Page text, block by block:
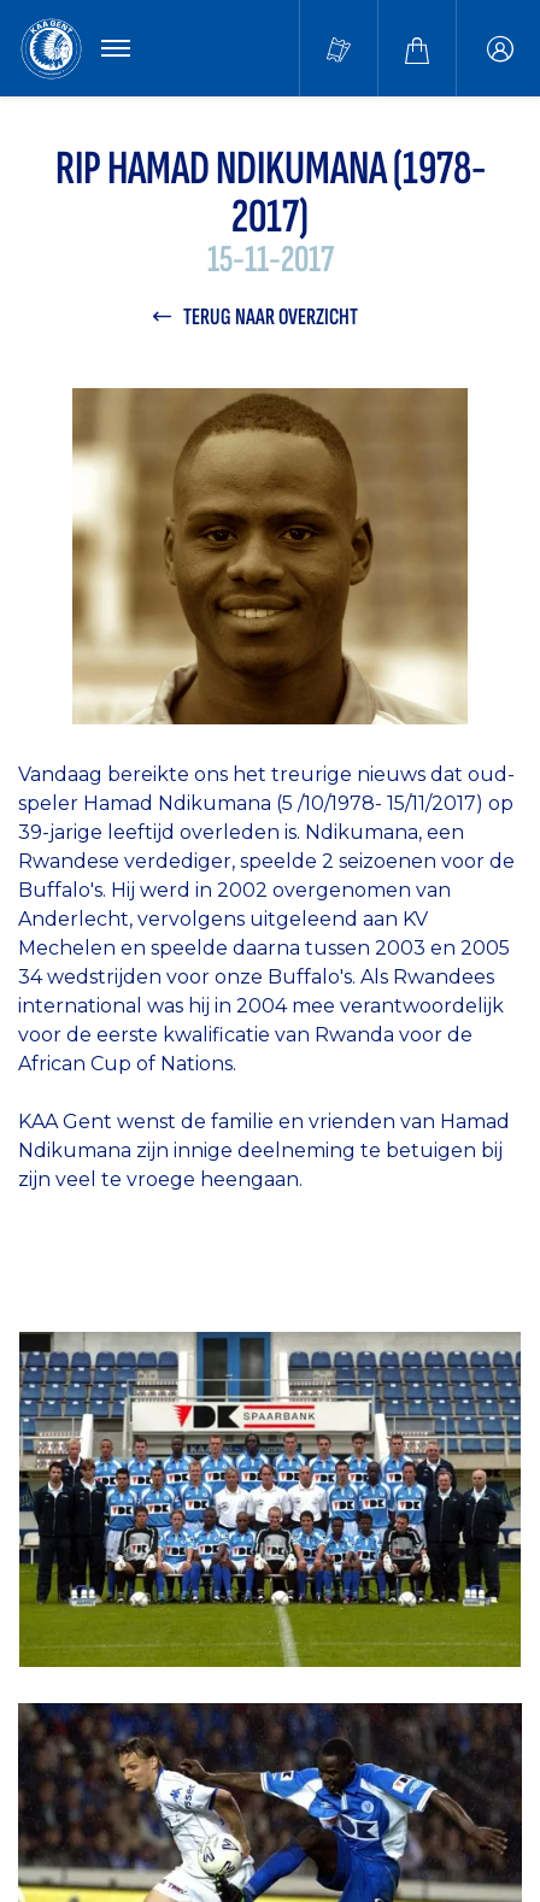
MENU
RIP HAMAD NDIKUMANA (1978-
2017)
15-11-2017
TERUG NAAR OVERZICHT
Vandaag bereikte ons het treurige nieuws dat oud-
speler Hamad Ndikumana (5 /10/1978- 15/11/2017) op
39-jarige leeftijd overleden is. Ndikumana, een
Rwandese verdediger, speelde 2 seizoenen voor de
Buffalo's. Hij werd in 2002 overgenomen van
Anderlecht, vervolgens uitgeleend aan KV
Mechelen en speelde daarna tussen 2003 en 2005
34 wedstrijden voor onze Buffalo's. Als Rwandees
international was hij in 2004 mee verantwoordelijk
voor de eerste kwalificatie van Rwanda voor de
African Cup of Nations.
KAA Gent wenst de familie en vrienden van Hamad
Ndikumana zijn innige deelneming te betuigen bij
zijn veel te vroege heengaan.